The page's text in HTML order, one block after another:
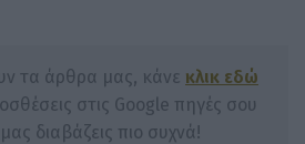
τα άρθρα μας, κάνε κλικ εδώ
στις Google πηγές σου
διαβάζεις πιο συχνά!